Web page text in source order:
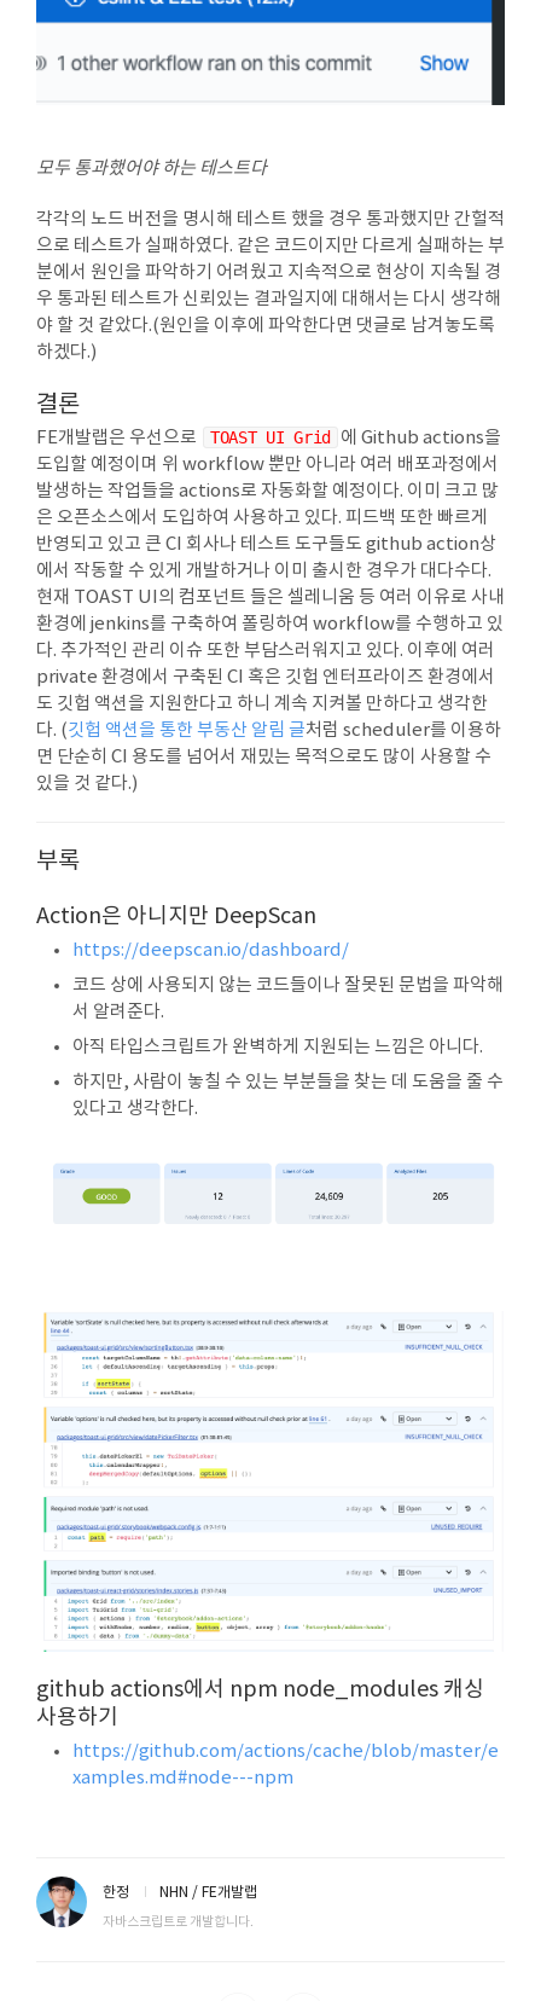
모두 통과했어야 하는 테스트다
각각의 노드 버전을 명시해 테스트 했을 경우 통과했지만 간헐적
으로 테스트가 실패하였다. 같은 코드이지만 다르게 실패하는 부
분에서 원인을 파악하기 어려웠고 지속적으로 현상이 지속될 경
우 통과된 테스트가 신뢰있는 결과일지에 대해서는 다시 생각해
야 할 것 같았다.(원인을 이후에 파악한다면 댓글로 남겨놓도록
하겠다.)
결론
FE개발랩은 우선으로 TOAST UI Grid 에 Github actions을
도입할 예정이며 위 workflow 뿐만 아니라 여러 배포과정에서
발생하는 작업들을 actions로 자동화할 예정이다. 이미 크고 많
은 오픈소스에서 도입하여 사용하고 있다. 피드백 또한 빠르게
반영되고 있고 큰 CI 회사나 테스트 도구들도 github action상
에서 작동할 수 있게 개발하거나 이미 출시한 경우가 대다수다.
현재 TOAST UI의 컴포넌트 들은 셀레니움 등 여러 이유로 사내
환경에 jenkins를 구축하여 폴링하여 workflow를 수행하고 있
다. 추가적인 관리 이슈 또한 부담스러워지고 있다. 이후에 여러
private 환경에서 구축된 CI 혹은 깃헙 엔터프라이즈 환경에서
도 깃헙 액션을 지원한다고 하니 계속 지켜볼 만하다고 생각한
다. (깃헙 액션을 통한 부동산 알림 글처럼 scheduler를 이용하
면 단순히 CI 용도를 넘어서 재밌는 목적으로도 많이 사용할 수
있을 것 같다.)
부록
Action은 아니지만 DeepScan
https://deepscan.io/dashboard/
코드 상에 사용되지 않는 코드들이나 잘못된 문법을 파악해
서 알려준다.
아직 타입스크립트가 완벽하게 지원되는 느낌은 아니다.
하지만, 사람이 놓칠 수 있는 부분들을 찾는 데 도움을 줄 수
있다고 생각한다.
github actions에서 npm node_modules 캐싱
사용하기
https://github.com/actions/cache/blob/master/e
xamples.md#node---npm
한정 NHN / FE개발랩
자바스크립트로 개발합니다.